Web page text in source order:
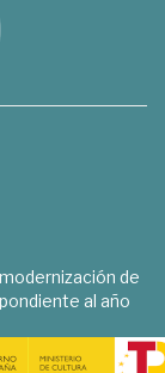
de
al año